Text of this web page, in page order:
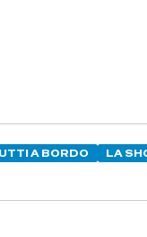
A BORDO
LA